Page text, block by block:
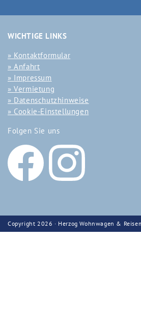
WICHTIGE LINKS
Kontaktformular
Anfahrt
Impressum
Vermietung
Datenschutzhinweise
Cookie-Einstellungen
Folgen Sie uns
Copyright 2026 · Herzog Wohnwagen &